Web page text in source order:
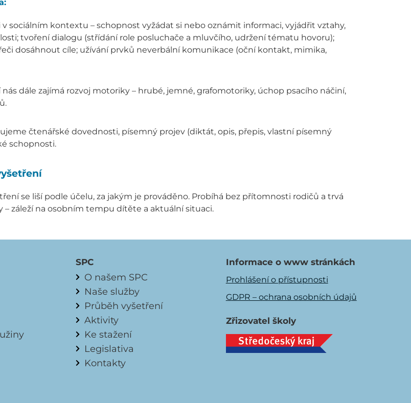
sociálním kontextu – schopnost vyžádat si nebo oznámit informaci, vyjádřit vztahy,
tvoření dialogu (střídání role posluchače a mluvčího, udržení tématu hovoru);
dosáhnout cíle; užívání prvků neverbální komunikace (oční kontakt, mimika,
dále zajímá rozvoj motoriky – hrubé, jemné, grafomotoriky, úchop psacího náčiní,
čtenářské dovednosti, písemný projev (diktát, opis, přepis, vlastní písemný
schopnosti.
se liší podle účelu, za jakým je prováděno. Probíhá bez přítomnosti rodičů a trvá
– záleží na osobním tempu dítěte a aktuální situaci.
SPC
O našem SPC
Naše služby
Průběh vyšetření
Aktivity
Ke stažení
Legislativa
Kontakty
Informace o www stránkách
Prohlášení o přístupnosti
GDPR – ochrana osobních údajů
Zřizovatel školy